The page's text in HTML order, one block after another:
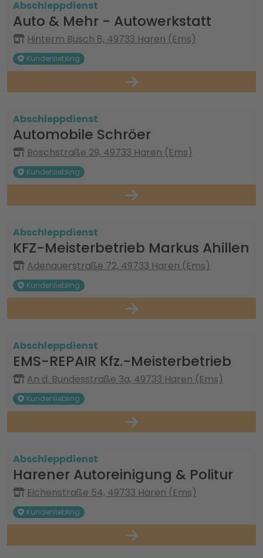
Abschleppdienst
Auto & Mehr - Autowerkstatt
Hinterm Busch 8, 49733 Haren (Ems)
Kundenliebling
Abschleppdienst
Automobile Schröer
Boschstraße 29, 49733 Haren (Ems)
Kundenliebling
Abschleppdienst
KFZ-Meisterbetrieb Markus Ahillen
Adenauerstraße 72, 49733 Haren (Ems)
Kundenliebling
Abschleppdienst
EMS-REPAIR Kfz.-Meisterbetrieb
An d. Bundesstraße 3a, 49733 Haren (Ems)
Kundenliebling
Abschleppdienst
Harener Autoreinigung & Politur
Eichenstraße 54, 49733 Haren (Ems)
Kundenliebling